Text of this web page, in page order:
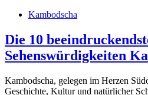
Kambodscha
Die 10
Sehenswürdigkeiten
Kambodscha, gelegen im Herzen
Geschichte, Kultur und natürlicher